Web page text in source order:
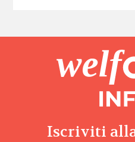
Iscriviti